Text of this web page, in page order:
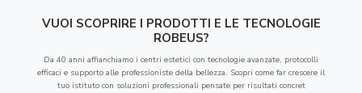
VUOI SCOPRIRE I PRODOTTI E LE TECNOLOGIE
ROBEUS?
Da 40 anni affianchiamo i centri estetici con tecnologie avanzate, protocolli
efficaci e supporto alle professioniste della bellezza. Scopri come far crescere il
tuo istituto con soluzioni professionali pensate per risultati concret